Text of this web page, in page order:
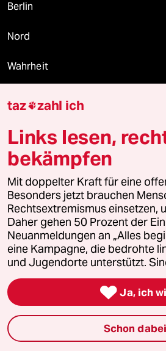
Berlin
Nord
Wahrheit
Bergsteigen
USA unter Trump
Katzen
Landtagswahl in Sachsen-Anhalt
Ceuta
Hitze
taz zahl ich
Links lesen,
bekämpfen
Mit doppelter Kraft für eine
Besonders jetzt brauchen
Rechtsextremismus einsetzen,
Daher gehen 50 Prozent der
Neuanmeldungen an „Alles
eine Kampagne, die bedrohte
und Jugendorte unterstützt.
 Ja, ich
Schon